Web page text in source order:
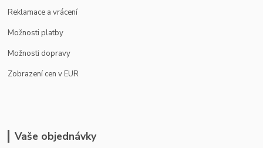
Reklamace a vrácení
Možnosti platby
Možnosti dopravy
Zobrazení cen v EUR
Vaše objednávky